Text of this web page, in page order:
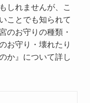
しれませんが、こ
ことでも知られて
のお守りの種類・
お守り・壊れたり
か』について詳し